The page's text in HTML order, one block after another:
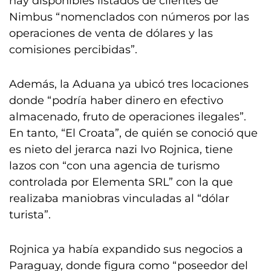
Nimbus “nomenclados con números por las
operaciones de venta de dólares y las
comisiones percibidas”.
Además, la Aduana ya ubicó tres locaciones
donde “podría haber dinero en efectivo
almacenado, fruto de operaciones ilegales”.
En tanto, “El Croata”, de quién se conoció que
es nieto del jerarca nazi Ivo Rojnica, tiene
lazos con “con una agencia de turismo
controlada por Elementa SRL” con la que
realizaba maniobras vinculadas al “dólar
turista”.
Rojnica ya había expandido sus negocios a
Paraguay, donde figura como “poseedor del